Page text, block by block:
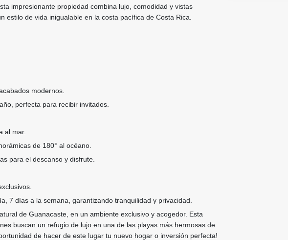
impresionante propiedad combina lujo, comodidad y vistas
estilo de vida inigualable en la costa pacífica de Costa Rica.
modernos.
perfecta para recibir invitados.
al mar.
de 180° al océano.
para el descanso y disfrute.
7 días a la semana, garantizando tranquilidad y privacidad.
de Guanacaste, en un ambiente exclusivo y acogedor. Esta
buscan un refugio de lujo en una de las playas más hermosas de
de hacer de este lugar tu nuevo hogar o inversión perfecta!